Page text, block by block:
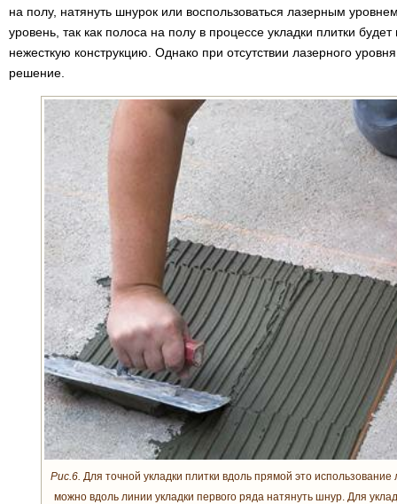
на полу, натянуть шнурок или воспользоваться лазерным
уровень, так как полоса на полу в процессе укладки плитки
нежесткую конструкцию. Однако при отсутствии лазерного
решение.
Рис.6. Для точной укладки плитки вдоль прямой это использование
можно вдоль линии укладки первого ряда натянуть шнур. Для